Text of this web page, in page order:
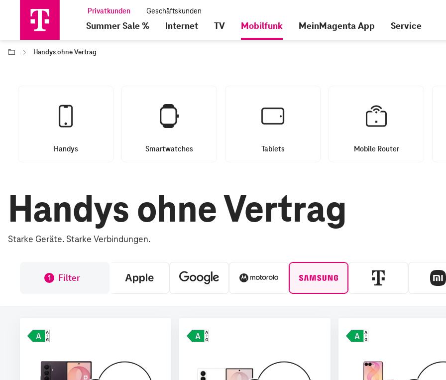
Summer Sale % Internet TV Mobilfunk MeinMagenta App Service
Handys ohne Vertrag
Handys Smartwatches Tablets Mobile Router
Handys ohne Vertrag
Starke Geräte. Starke Verbindungen.
1 Filter